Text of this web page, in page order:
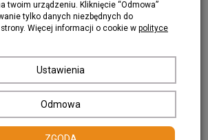
korkowy męski model WA-409
85,00 zł
60,00 zł / szt.
twoim urządzeniu. Kliknięcie “Odmowa”
tylko danych niezbędnych do
Więcej informacji o cookie w polityce
Ustawienia
Odmowa